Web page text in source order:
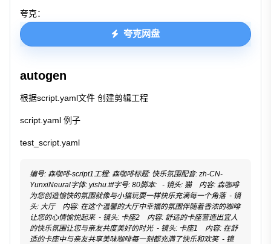
夸克：
夸克网盘
autogen
根据script.yaml文件 创建剪辑工程
script.yaml 例子
test_script.yaml
编号: 森咖啡-script1工程: 森咖啡标题: 快乐氛围配音: zh-CN-
YunxiNeural字体: yishu.ttf字号: 80脚本:   - 镜头: 猫    内容: 森咖啡
为您创造愉快的氛围就像与小猫玩耍一样快乐充满每一个角落  - 镜
头: 大厅    内容: 在这个温馨的大厅中幸福的氛围伴随着香浓的咖啡
让您的心情愉悦起来  - 镜头: 卡座2    内容: 舒适的卡座营造出宜人
的快乐氛围让您与亲友共度美好的时光  - 镜头: 卡座1    内容: 在舒
适的卡座中与亲友共享美味咖啡每一刻都充满了快乐和欢笑  - 镜